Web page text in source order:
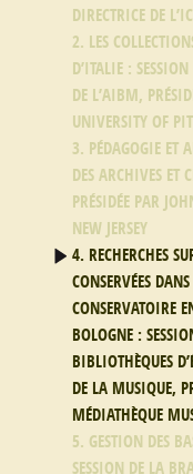
DIRECTRICE DE
2. LES
D’ITALIE :
DE L’AIBM,
UNIVERSITY OF
3. PÉDAGOGIE ET
DES ARCHIVES ET
PRÉSIDÉE PAR
NEW JERSEY
4. RECHERCHES
CONSERVÉES
CONSERVATOIRE
BOLOGNE :
BIBLIOTHÈQUES
DE LA MUSIQUE,
MÉDIATHÈQUE
5. GESTION DES
SESSION DE LA